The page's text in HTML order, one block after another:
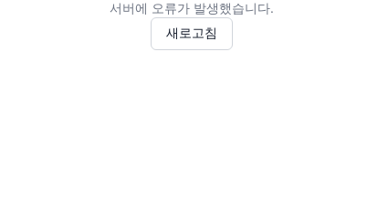
서버에 오류가 발생했습니다.
새로고침